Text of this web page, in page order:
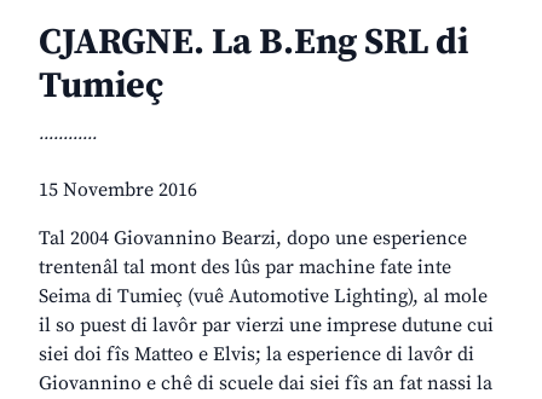
CJARGNE. La B.Eng SRL di
Tumieç
............
15 Novembre 2016
Tal 2004 Giovannino Bearzi, dopo une esperience
trentenâl tal mont des lûs par machine fate inte
Seima di Tumieç (vuê Automotive Lighting), al mole
il so puest di lavôr par vierzi une imprese dutune cui
siei doi fîs Matteo e Elvis; la esperience di lavôr di
Giovannino e chê di scuele dai siei fîs an fat nassi la